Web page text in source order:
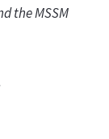
the MSSM